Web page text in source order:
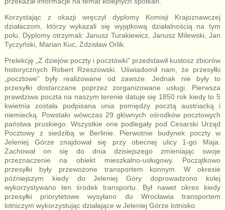
Korzystając z okazji wręczył dyplomy Komisji Krajoznawczej
działaczom, którzy wykazali się wyjątkową działalnością na tym
polu. Dyplomy otrzymali: Janusz Turakiewicz, Janusz Milewski, Jan
Tyczyński, Marian Kuc, Zdzisław Orlik.
Prelekcję „Z dziejów poczty i pocztówki” przedstawił kustosz zbiorów
historycznych Robert Rzeszowski. Uświadomił nam, że przesyłki
„pocztowe” były realizowane od zawsze. Jednak nie były to
przesyłki dostarczane poprzez zorganizowane usługi. Pierwsza
prawdziwa poczta na naszym terenie datuje się 1850 rok kiedy to 5
kwietnia została podpisana unia pomiędzy pocztą austriacką i
niemiecką. Powstało wówczas 29 głównych ośrodków pocztowych
państwa pruskiego. Wszystkie one podlegały pod Cesarski Urząd
Pocztowy z siedzibą w Berlinie. Pierwotnie budynek poczty w
Jeleniej Górze znajdował się przy obecnej ulicy 1-go Maja.
Zachował on się do dnia dzisiejszego zmieniając swoje
przeznaczenie na obiekt mieszkalno-usługowy. Początkowo
przesyłki były przewożone transportem konnym. W okresie
późniejszym kiedy do Jeleniej Góry doprowadzono kolej
wykorzystywano ten środek transportu. Był nawet okres kiedy
przesyłki priorytetowe wysyłano do Wrocławia transportem
lotniczym wykorzystując działające w Jeleniej Górze lotnisko.